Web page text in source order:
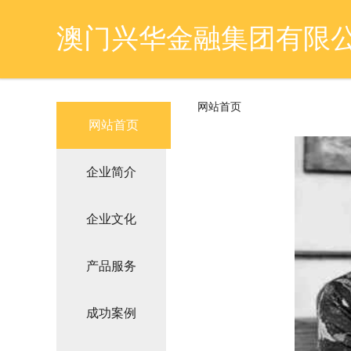
澳门兴华金融集团有限
网站首页
企业简介
企业文化
产品服务
成功案例
网站首页